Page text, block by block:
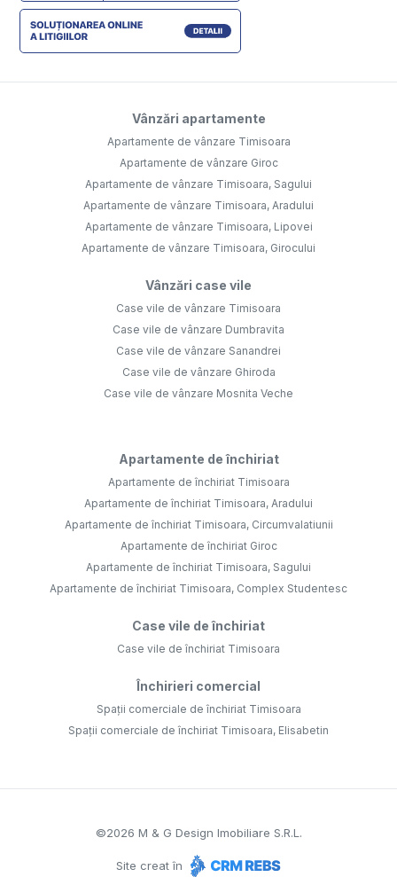
Vânzări apartamente
Apartamente de vânzare Timisoara
Apartamente de vânzare Giroc
Apartamente de vânzare Timisoara, Sagului
Apartamente de vânzare Timisoara, Aradului
Apartamente de vânzare Timisoara, Lipovei
Apartamente de vânzare Timisoara, Girocului
Vânzări case vile
Case vile de vânzare Timisoara
Case vile de vânzare Dumbravita
Case vile de vânzare Sanandrei
Case vile de vânzare Ghiroda
Case vile de vânzare Mosnita Veche
Apartamente de închiriat
Apartamente de închiriat Timisoara
Apartamente de închiriat Timisoara, Aradului
Apartamente de închiriat Timisoara, Circumvalatiunii
Apartamente de închiriat Giroc
Apartamente de închiriat Timisoara, Sagului
Apartamente de închiriat Timisoara, Complex Studentesc
Case vile de închiriat
Case vile de închiriat Timisoara
Închirieri comercial
Spații comerciale de închiriat Timisoara
Spații comerciale de închiriat Timisoara, Elisabetin
©2026 M & G Design Imobiliare S.R.L.
Site creat în